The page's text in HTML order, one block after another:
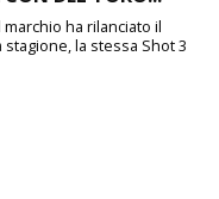
marchio ha rilanciato il
la stessa Shot 3